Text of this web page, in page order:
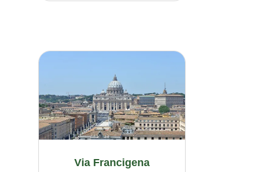
Via Francigena